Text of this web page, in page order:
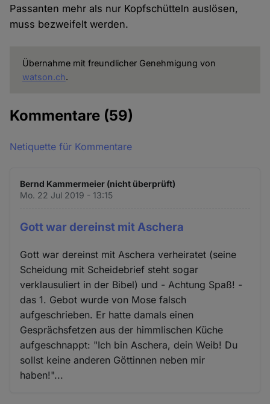
Passanten mehr als nur Kopfschütteln auslösen,
muss bezweifelt werden.
Übernahme mit freundlicher Genehmigung von
watson.ch.
Kommentare (59)
Netiquette für Kommentare
Bernd Kammermeier (nicht überprüft)
Mo. 22 Jul 2019 - 13:15
Gott war dereinst mit Aschera
Gott war dereinst mit Aschera verheiratet (seine
Scheidung mit Scheidebrief steht sogar
verklausuliert in der Bibel) und - Achtung Spaß! -
das 1. Gebot wurde von Mose falsch
aufgeschrieben. Er hatte damals einen
Gesprächsfetzen aus der himmlischen Küche
aufgeschnappt: "Ich bin Aschera, dein Weib! Du
sollst keine anderen Göttinnen neben mir
haben!"...